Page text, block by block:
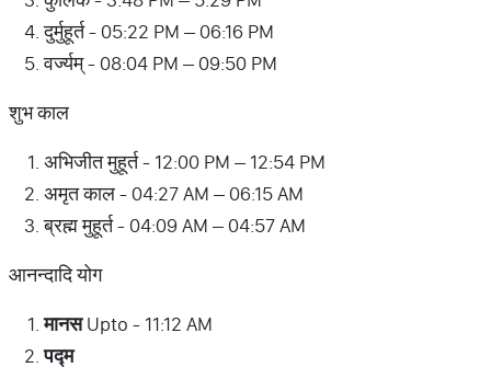
दुर्मुहूर्त - 05:22 PM – 06:16 PM
वर्ज्यम् - 08:04 PM – 09:50 PM
शुभ काल
अभिजीत मुहूर्त - 12:00 PM – 12:54 PM
अमृत काल - 04:27 AM – 06:15 AM
ब्रह्म मुहूर्त - 04:09 AM – 04:57 AM
आनन्दादि योग
मानसUpto - 11:12 AM
पद्म